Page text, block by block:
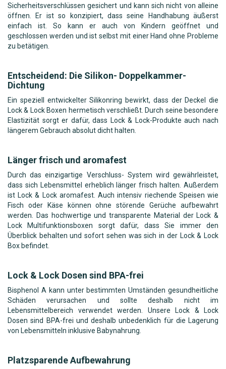
Sicherheitsverschlüssen gesichert und kann sich nicht von alleine
öffnen. Er ist so konzipiert, dass seine Handhabung äußerst
einfach ist. So kann er auch von Kindern geöffnet und
geschlossen werden und ist selbst mit einer Hand ohne Probleme
zu betätigen.
Entscheidend: Die Silikon- Doppelkammer-
Dichtung
Ein speziell entwickelter Silikonring bewirkt, dass der Deckel die
Lock & Lock Boxen hermetisch verschließt. Durch seine besondere
Elastizität sorgt er dafür, dass Lock & Lock-Produkte auch nach
längerem Gebrauch absolut dicht halten.
Länger frisch und aromafest
Durch das einzigartige Verschluss- System wird gewährleistet,
dass sich Lebensmittel erheblich länger frisch halten. Außerdem
ist Lock & Lock aromafest. Auch intensiv riechende Speisen wie
Fisch oder Käse können ohne störende Gerüche aufbewahrt
werden. Das hochwertige und transparente Material der Lock &
Lock Multifunktionsboxen sorgt dafür, dass Sie immer den
Überblick behalten und sofort sehen was sich in der Lock & Lock
Box befindet.
Lock & Lock Dosen sind BPA-frei
Bisphenol A kann unter bestimmten Umständen gesundheitliche
Schäden verursachen und sollte deshalb nicht im
Lebensmittelbereich verwendet werden. Unsere Lock & Lock
Dosen sind BPA-frei und deshalb unbedenklich für die Lagerung
von Lebensmitteln inklusive Babynahrung.
Platzsparende Aufbewahrung